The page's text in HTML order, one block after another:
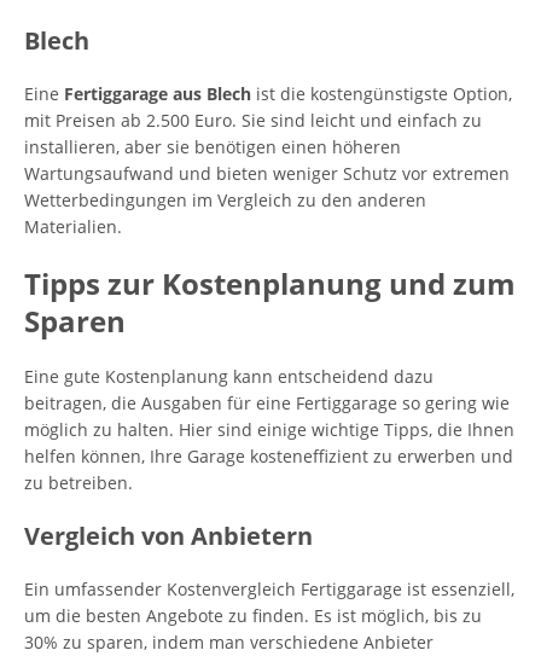
Blech
Eine Fertiggarage aus Blech ist die kostengünstigste Option,
mit Preisen ab 2.500 Euro. Sie sind leicht und einfach zu
installieren, aber sie benötigen einen höheren
Wartungsaufwand und bieten weniger Schutz vor extremen
Wetterbedingungen im Vergleich zu den anderen
Materialien.
Tipps zur Kostenplanung und zum
Sparen
Eine gute Kostenplanung kann entscheidend dazu
beitragen, die Ausgaben für eine Fertiggarage so gering wie
möglich zu halten. Hier sind einige wichtige Tipps, die Ihnen
helfen können, Ihre Garage kosteneffizient zu erwerben und
zu betreiben.
Vergleich von Anbietern
Ein umfassender Kostenvergleich Fertiggarage ist essenziell,
um die besten Angebote zu finden. Es ist möglich, bis zu
30% zu sparen, indem man verschiedene Anbieter